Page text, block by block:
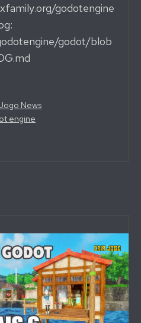
godotengine
godot/blob
News
engine